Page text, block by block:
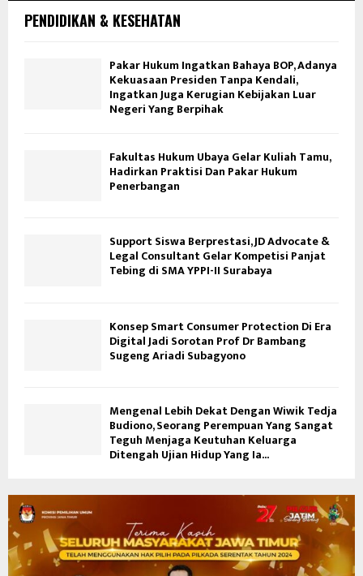
PENDIDIKAN & KESEHATAN
Pakar Hukum Ingatkan Bahaya BOP, Adanya
Kekuasaan Presiden Tanpa Kendali,
Ingatkan Juga Kerugian Kebijakan Luar
Negeri Yang Berpihak
Fakultas Hukum Ubaya Gelar Kuliah Tamu,
Hadirkan Praktisi Dan Pakar Hukum
Penerbangan
Support Siswa Berprestasi, JD Advocate &
Legal Consultant Gelar Kompetisi Panjat
Tebing di SMA YPPI-II Surabaya
Konsep Smart Consumer Protection Di Era
Digital Jadi Sorotan Prof Dr Bambang
Sugeng Ariadi Subagyono
Mengenal Lebih Dekat Dengan Wiwik Tedja
Budiono, Seorang Perempuan Yang Sangat
Teguh Menjaga Keutuhan Keluarga
Ditengah Ujian Hidup Yang Ia...